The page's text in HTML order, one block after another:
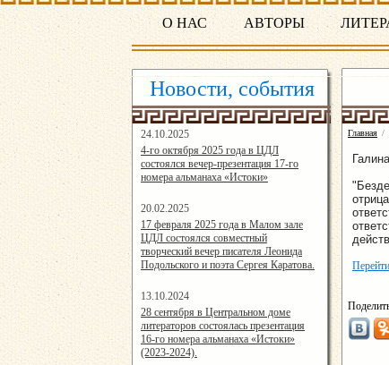
О НАС АВТОРЫ
Новости, события
24.10.2025
16:19:07
4-го октября 2025 года в ЦДЛ
состоялся вечер-презентация 17-го
номера альманаха «Истоки»
20.02.2025
14:24:00
17 февраля 2025 года в Малом зале
ЦДЛ состоялся совместный
творческий вечер писателя Леонида
Подольского и поэта Сергея Каратова.
13.10.2024
14:08:11
28 сентября в Центральном доме
литераторов состоялась презентация
16-го номера альманаха «Истоки»
(2023-2024).
Главная /